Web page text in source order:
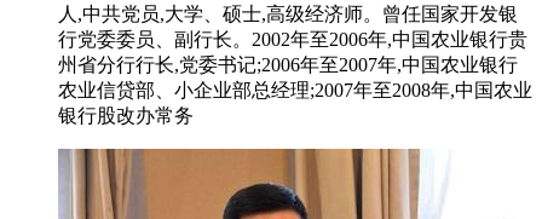
人,中共党员,大学、硕士,高级经济师。曾任国家开发银
行党委委员、副行长。2002年至2006年,中国农业银行贵
州省分行行长,党委书记;2006年至2007年,中国农业银行
农业信贷部、小企业部总经理;2007年至2008年,中国农业
银行股改办常务